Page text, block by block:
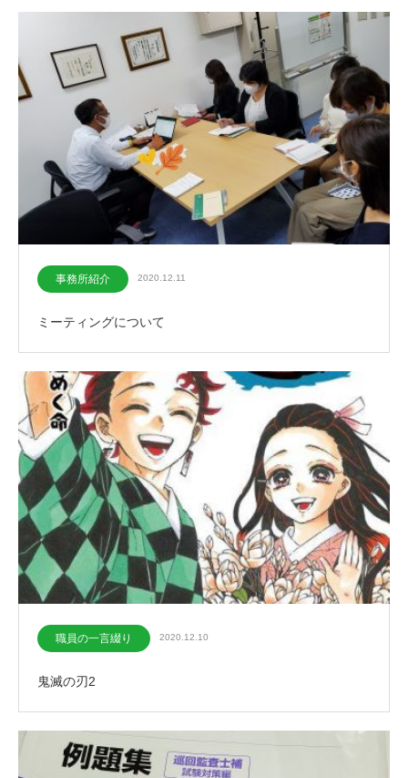
事務所紹介 2020.12.11
ミーティングについて
職員の一言綴り 2020.12.10
鬼滅の刃2